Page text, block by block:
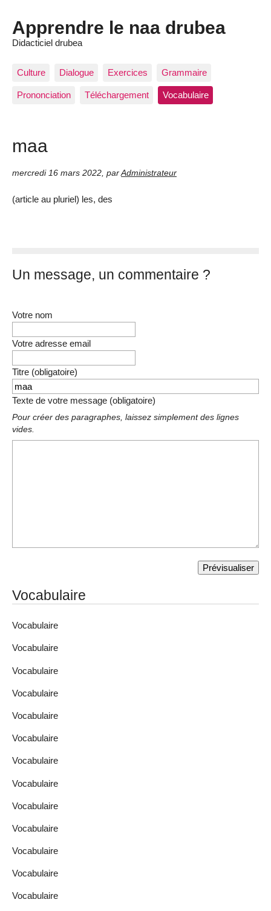
Apprendre le naa drubea
Didacticiel drubea
Culture Dialogue Exercices Grammaire
Prononciation Téléchargement Vocabulaire
maa
mercredi 16 mars 2022 par Administrateur
(article au pluriel) les, des
Un message, un commentaire ?
Votre nom
Votre adresse email
Titre (obligatoire)
Texte de votre message (obligatoire)
Pour créer des paragraphes, laissez simplement des lignes
vides.
Vocabulaire
Vocabulaire
Vocabulaire
Vocabulaire
Vocabulaire
Vocabulaire
Vocabulaire
Vocabulaire
Vocabulaire
Vocabulaire
Vocabulaire
Vocabulaire
Vocabulaire
Vocabulaire